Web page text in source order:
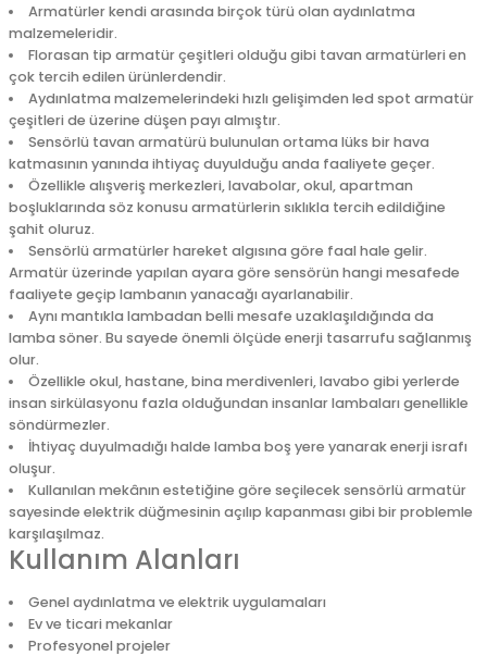
Armatürler kendi arasında birçok türü olan aydınlatma
malzemeleridir.
Florasan tip armatür çeşitleri olduğu gibi tavan armatürleri en
çok tercih edilen ürünlerdendir.
Aydınlatma malzemelerindeki hızlı gelişimden led spot armatür
çeşitleri de üzerine düşen payı almıştır.
Sensörlü tavan armatürü bulunulan ortama lüks bir hava
katmasının yanında ihtiyaç duyulduğu anda faaliyete geçer.
Özellikle alışveriş merkezleri, lavabolar, okul, apartman
boşluklarında söz konusu armatürlerin sıklıkla tercih edildiğine
şahit oluruz.
Sensörlü armatürler hareket algısına göre faal hale gelir.
Armatür üzerinde yapılan ayara göre sensörün hangi mesafede
faaliyete geçip lambanın yanacağı ayarlanabilir.
Aynı mantıkla lambadan belli mesafe uzaklaşıldığında da
lamba söner. Bu sayede önemli ölçüde enerji tasarrufu sağlanmış
olur.
Özellikle okul, hastane, bina merdivenleri, lavabo gibi yerlerde
insan sirkülasyonu fazla olduğundan insanlar lambaları genellikle
söndürmezler.
İhtiyaç duyulmadığı halde lamba boş yere yanarak enerji israfı
oluşur.
Kullanılan mekânın estetiğine göre seçilecek sensörlü armatür
sayesinde elektrik düğmesinin açılıp kapanması gibi bir problemle
karşılaşılmaz.
Kullanım Alanları
Genel aydınlatma ve elektrik uygulamaları
Ev ve ticari mekanlar
Profesyonel projeler